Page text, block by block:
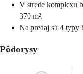
V strede komplexu
370 m².
Na predaj sú 4 typy
Pôdorysy